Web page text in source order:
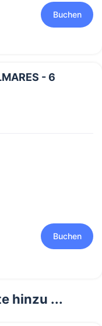
Buchen
- 6
Buchen
hinzu ...